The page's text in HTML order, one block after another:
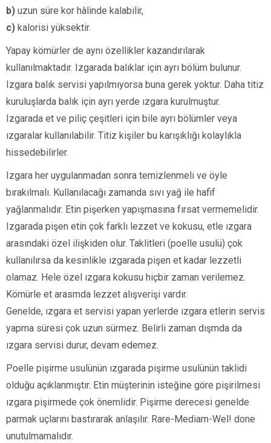
b) uzun süre kor hâlinde kalabilir,
c) kalorisi yüksektir.
Yapay kömürler de aynı özellikler kazandırılarak
kullanılmaktadır. Izgarada balıklar için ayrı bölüm bulunur.
Izgara balık servisi yapılmıyorsa buna gerek yoktur. Daha titiz
kuruluşlarda balık için ayrı yerde ızgara kurulmuştur.
Izgarada et ve piliç çeşitleri için bile ayrı bölümler veya
ızgaralar kullanılabilir. Titiz kişiler bu karışıklığı kolaylıkla
hissedebilirler.
Izgara her uygulanmadan sonra temizlenmeli ve öyle
bırakılmalı. Kullanılacağı zamanda sıvı yağ ile hafif
yağlanmalıdır. Etin pişerken yapışmasına fırsat vermemelidir.
Izgarada pişen etin çok farklı lezzet ve kokusu, etle ızgara
arasındaki özel ilişkiden olur. Taklitleri (poelle usulü) çok
kullanılırsa da kesinlikle ızgarada pişen et kadar lezzetli
olamaz. Hele özel ızgara kokusu hiçbir zaman verilemez.
Kömürle et arasmda lezzet alışverişi vardır.
Genelde, ızgara et servisi yapan yerlerde ızgara etlerin servis
yapma süresi çok uzun sürmez. Belirli zaman dışmda da
ızgara servisi durur, devam edemez.
Poelle pişirme usulünün ızgarada pişirme usulünün taklidi
olduğu açıklanmıştır. Etin müşterinin isteğine göre pişirilmesi
ızgara pişirmede çok önemlidir. Pişirme derecesi genelde
parmak uçlarını bastırarak anlaşılır. Rare-Mediam-Wel! done
unutulmamalıdır.